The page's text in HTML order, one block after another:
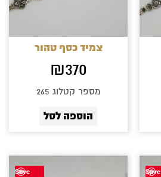
צמיד כסף טהור
₪370
מספר קטלוג 265
הוספה לסל
Save
Save